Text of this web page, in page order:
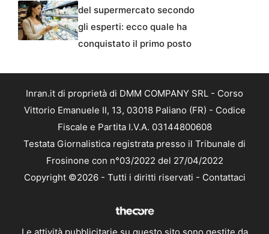
del supermercato secondo
gli esperti: ecco quale ha
conquistato il primo posto
Inran.it di proprietà di DMM COMPANY SRL - Corso
Vittorio Emanuele II, 13, 03018 Paliano (FR) - Codice
Fiscale e Partita I.V.A. 03144800608
Testata Giornalistica registrata presso il Tribunale di
Frosinone con n°03/2022 del 27/04/2022
Copyright ©2026 - Tutti i diritti riservati - Contattaci